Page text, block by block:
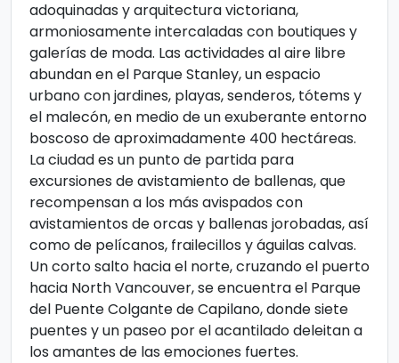
adoquinadas y arquitectura victoriana,
armoniosamente intercaladas con boutiques y
galerías de moda. Las actividades al aire libre
abundan en el Parque Stanley, un espacio
urbano con jardines, playas, senderos, tótems y
el malecón, en medio de un exuberante entorno
boscoso de aproximadamente 400 hectáreas.
La ciudad es un punto de partida para
excursiones de avistamiento de ballenas, que
recompensan a los más avispados con
avistamientos de orcas y ballenas jorobadas, así
como de pelícanos, frailecillos y águilas calvas.
Un corto salto hacia el norte, cruzando el puerto
hacia North Vancouver, se encuentra el Parque
del Puente Colgante de Capilano, donde siete
puentes y un paseo por el acantilado deleitan a
los amantes de las emociones fuertes.